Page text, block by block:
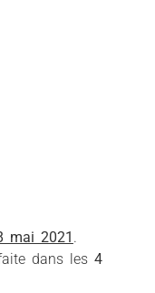
mai 2021 .
dans les 4